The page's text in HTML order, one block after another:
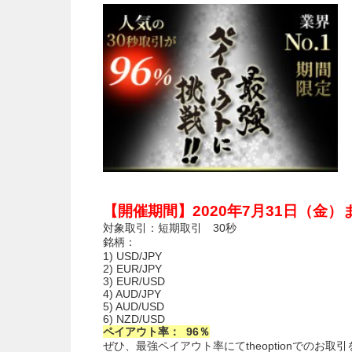
【開催期間】2020年7月31日（金）
対象取引：短期取引 30秒
銘柄：
1) USD/JPY
2) EUR/JPY
3) EUR/USD
4) AUD/JPY
5) AUD/USD
6) NZD/USD
ペイアウト率： 96％
ぜひ、最強ペイアウト率にてtheoptionでのお取引